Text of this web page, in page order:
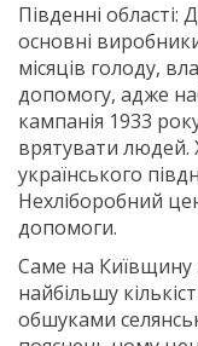
Південні
основні
місяців голоду,
допомогу, адже
кампанія 1933
врятувати людей.
українського
Нехліборобний
допомоги.
Саме на Київщину
найбільшу
обшуками